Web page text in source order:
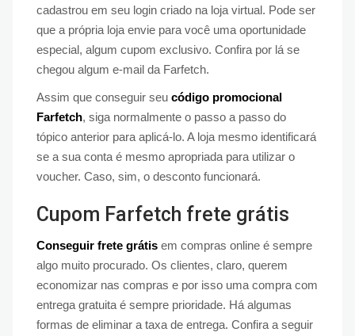
cadastrou em seu login criado na loja virtual. Pode ser
que a própria loja envie para você uma oportunidade
especial, algum cupom exclusivo. Confira por lá se
chegou algum e-mail da Farfetch.
Assim que conseguir seu código promocional
Farfetch, siga normalmente o passo a passo do
tópico anterior para aplicá-lo. A loja mesmo identificará
se a sua conta é mesmo apropriada para utilizar o
voucher. Caso, sim, o desconto funcionará.
Cupom Farfetch frete grátis
Conseguir frete grátis em compras online é sempre
algo muito procurado. Os clientes, claro, querem
economizar nas compras e por isso uma compra com
entrega gratuita é sempre prioridade. Há algumas
formas de eliminar a taxa de entrega. Confira a seguir